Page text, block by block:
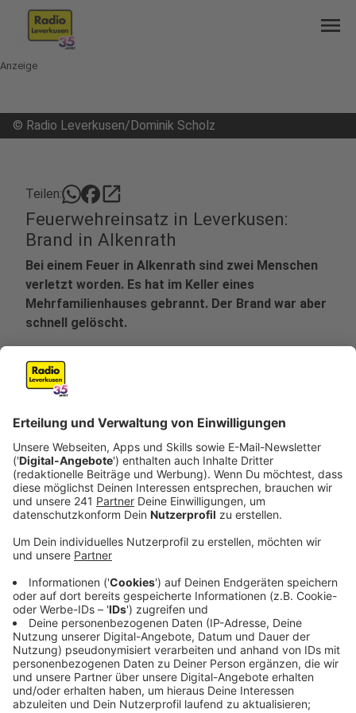
menu
Anzeige
© Radio Leverkusen/Dominik Scholz
Teilen: open_in_new
Feuerwehreinsatz in Leverkusen:
Brand in Alkenrath
Bei einem Feuer in Alkenrath sind zwei Menschen
verletzt worden. Es hat im Keller eines
Mehrfamilienhauses gebrannt. Der Brand war aber
schnell gelöscht.
Mehr Infos zum Kellerbrand in Alkenrath
Anzeige
Ein Feuer in einem Mehrfamilienhaus in Alkenrath hat
gestern Abend für einen Großeinsatz der Feuerwehr
gesorgt. Bewohner des Hauses hatten gegen halb elf
die 112 gerufen, weil im Keller Müll brennen solle. Das
Feuer konnten die Feuerwehrleute dann auch schnell
löschen. Zwei Bewohner wurden ins Krankenhaus
gebracht, weil sie Brandrauch eingeatmet hatten.
Anschließend überprüften sie die Wohnungen und
lüfteten das Haus gut durch. Die Bewohner des